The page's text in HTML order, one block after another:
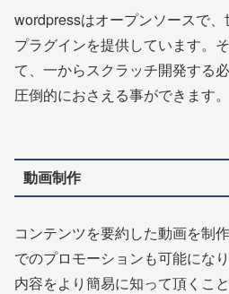
wordpressはオープンソースで
プラグインを提供しています。
て、一からスクラッチ開発する
圧倒的におさえる事ができます。
動画制作
コンテンツを要約した動画を制
でのプロモーションも可能にな
内容をより簡易に知って頂くこ